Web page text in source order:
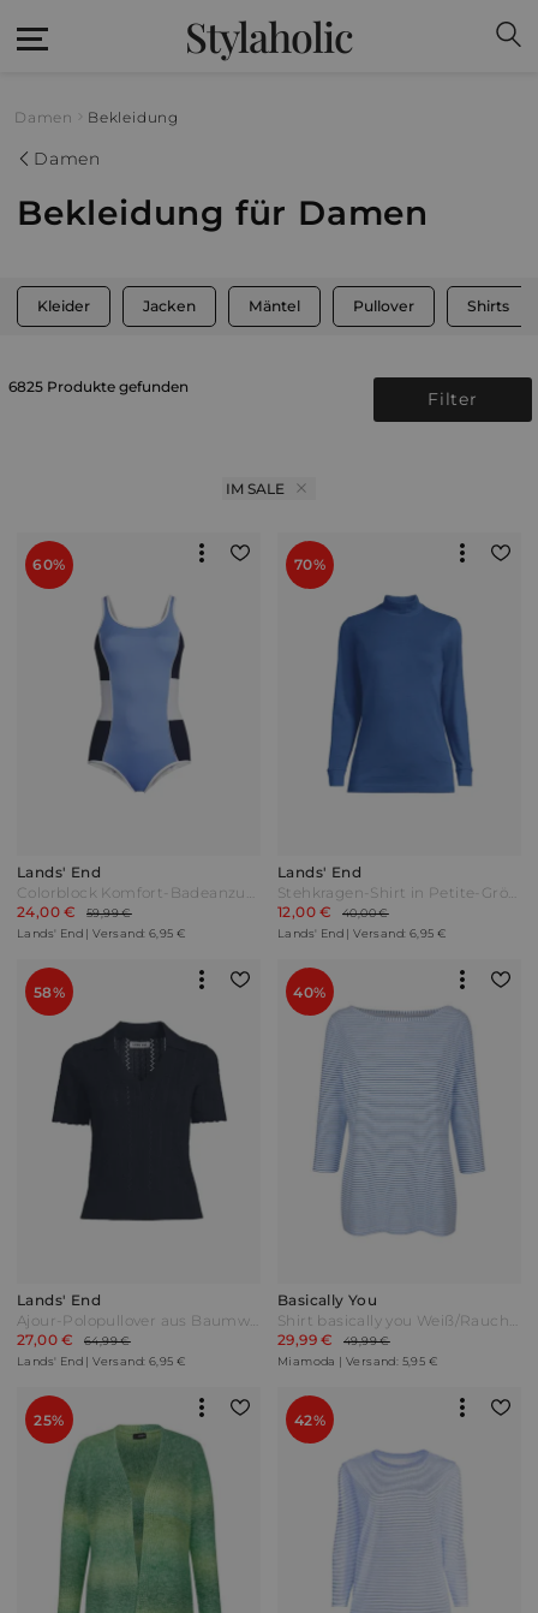
Stylaholic
Damen Bekleidung
Damen
Bekleidung für Damen
Kleider Jacken Mäntel Pullover Shirts
6825 Produkte gefunden
Filter
IM SALE
60%
Lands' End
Colorblock Komfort-Badeanzug CHLORRESISTENT mit Soft Cups Damen Blau by Lands' End
24,00 €
59,99 €
Lands' End | Versand: 6,95 €
70%
Lands' End
Stehkragen-Shirt in Petite-Größe Damen Blau by Lands' End
12,00 €
40,00 €
Lands' End | Versand: 6,95 €
58%
Lands' End
Ajour-Polopullover aus Baumwolle in Plus-Größe Damen Blau by Lands' End
27,00 €
64,99 €
Lands' End | Versand: 6,95 €
40%
Basically You
Shirt basically you Weiß/Rauchblau
29,99 €
49,99 €
Miamoda | Versand: 5,95 €
25% 42%